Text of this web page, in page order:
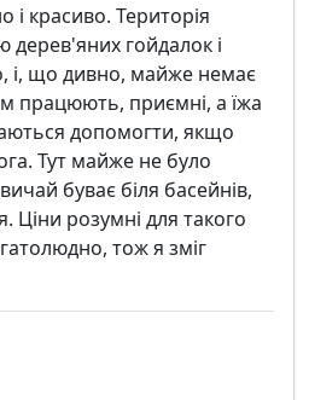
і красиво. Територія
дерев'яних гойдалок і
і, що дивно, майже немає
працюють, приємні, а їжа
допомогти, якщо
Тут майже не було
буває біля басейнів,
Ціни розумні для такого
тож я зміг